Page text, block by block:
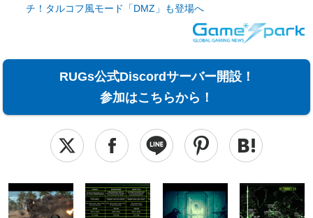
チ！タルコフ風モード「DMZ」も登場へ
RUGs公式Discordサーバー開設！
参加はこちらから！